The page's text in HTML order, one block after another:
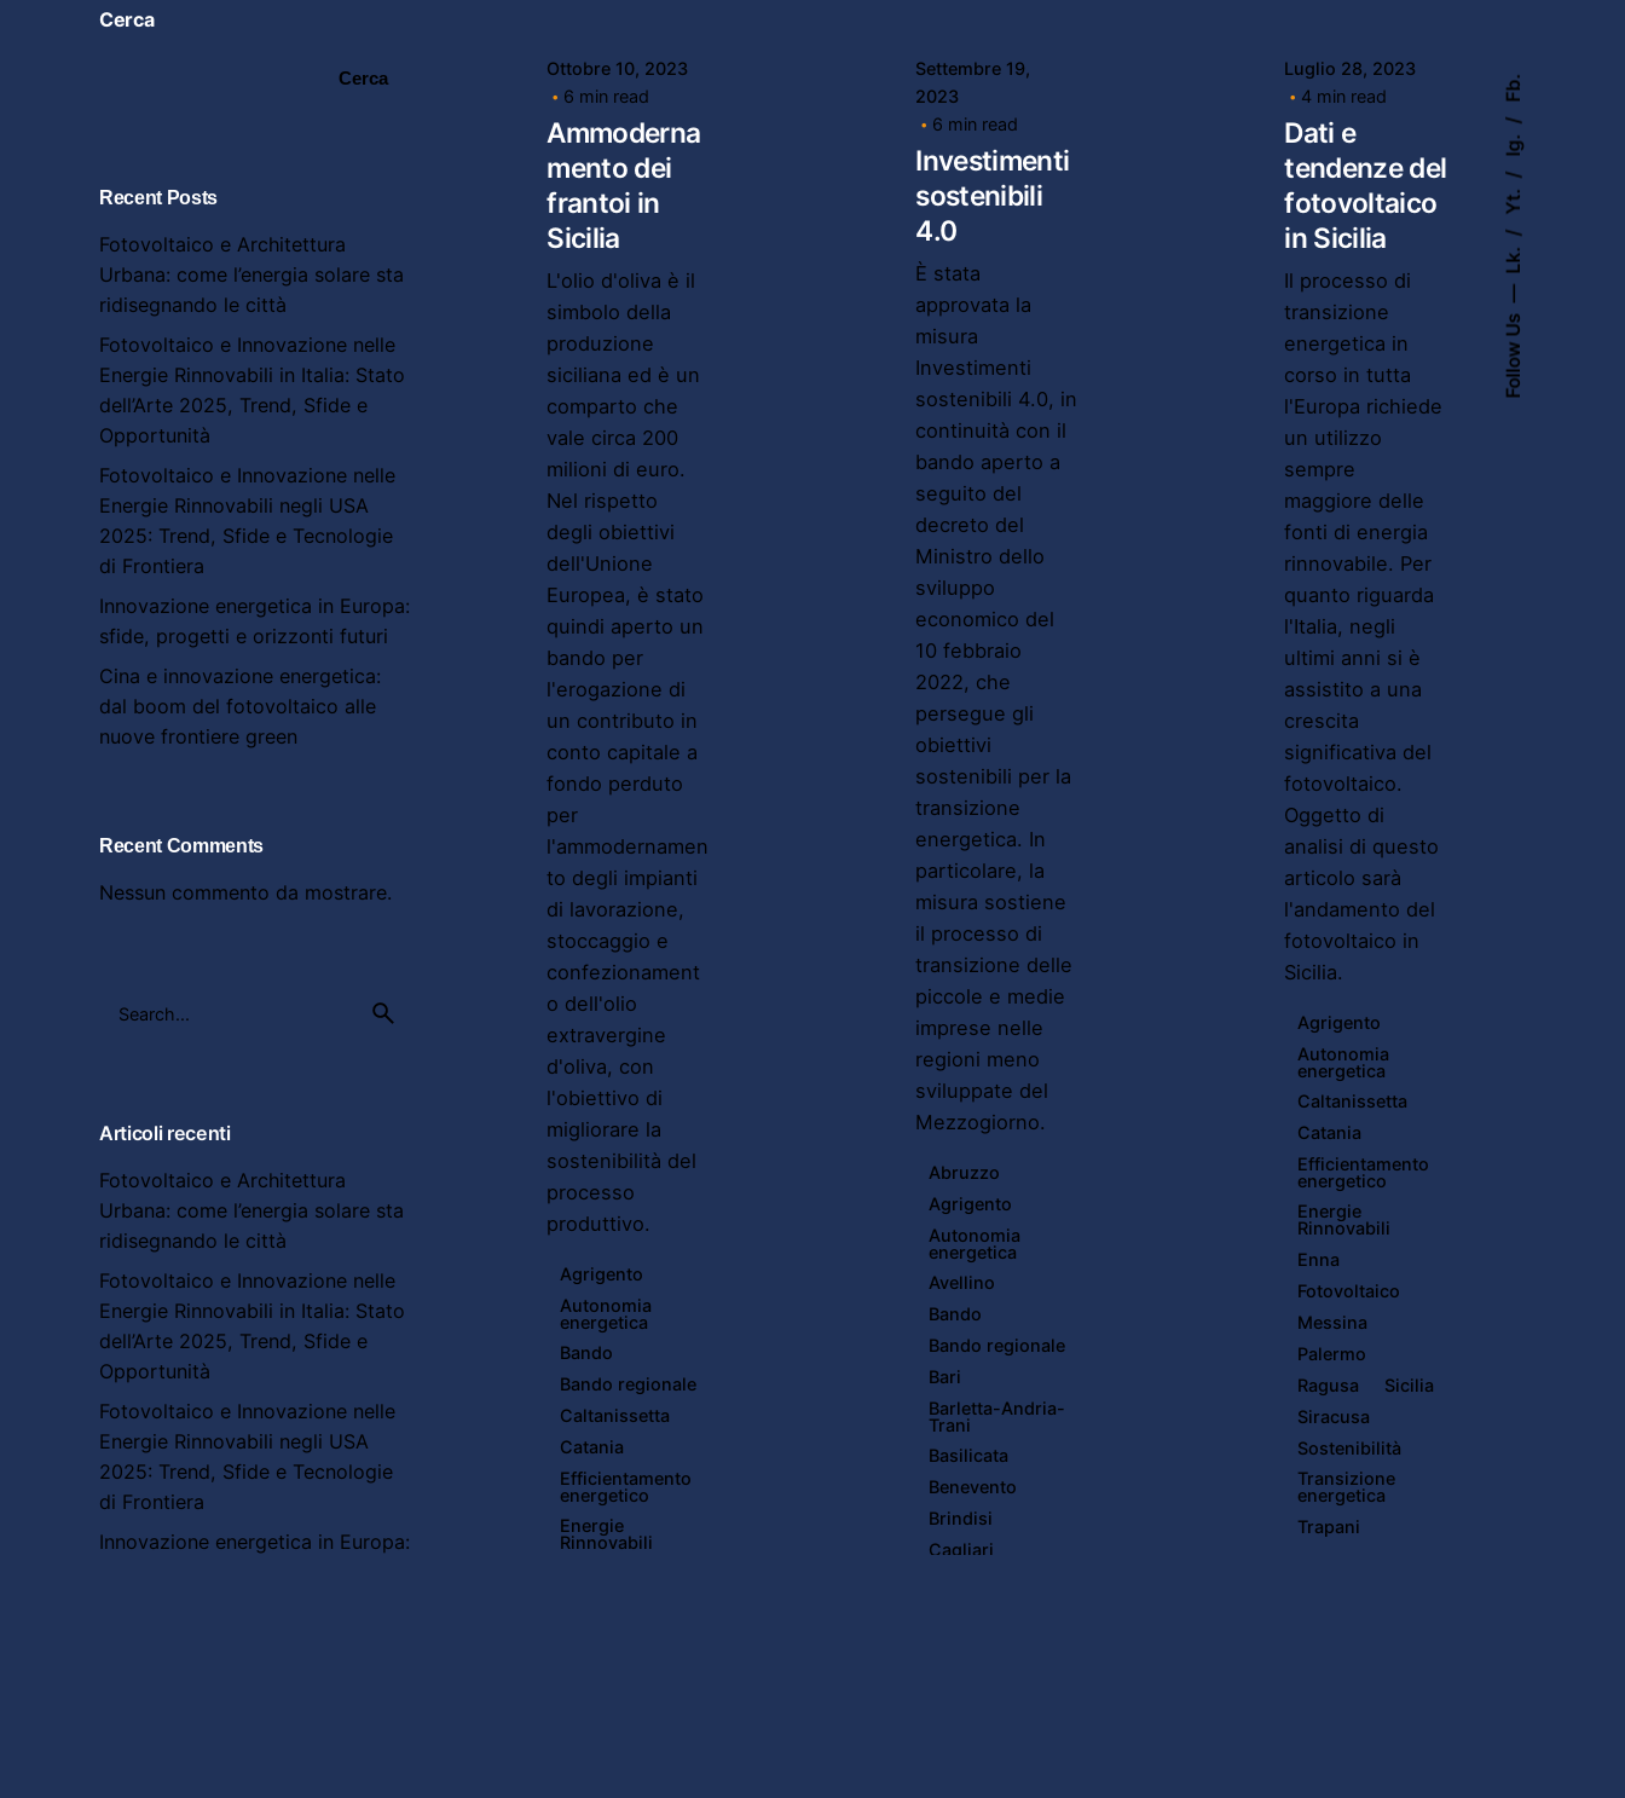
Follow Us
Lk.
Yt.
Ig.
Fb.
Cerca
Cerca
Recent Posts
Fotovoltaico e Architettura
Urbana: come l’energia solare sta
ridisegnando le città
Fotovoltaico e Innovazione nelle
Energie Rinnovabili in Italia: Stato
dell’Arte 2025, Trend, Sfide e
Opportunità
Fotovoltaico e Innovazione nelle
Energie Rinnovabili negli USA
2025: Trend, Sfide e Tecnologie
di Frontiera
Innovazione energetica in Europa:
sfide, progetti e orizzonti futuri
Cina e innovazione energetica:
dal boom del fotovoltaico alle
nuove frontiere green
Recent Comments
Nessun commento da mostrare.
for
Articoli recenti
Fotovoltaico e Architettura
Urbana: come l’energia solare sta
ridisegnando le città
Fotovoltaico e Innovazione nelle
Energie Rinnovabili in Italia: Stato
dell’Arte 2025, Trend, Sfide e
Opportunità
Fotovoltaico e Innovazione nelle
Energie Rinnovabili negli USA
2025: Trend, Sfide e Tecnologie
di Frontiera
Innovazione energetica in Europa:
Ottobre 10, 2023
6 min read
Ammoderna
mento dei
frantoi in
Sicilia
L'olio d'oliva è il
simbolo della
produzione
siciliana ed è un
comparto che
vale circa 200
milioni di euro.
Nel rispetto
degli obiettivi
dell'Unione
Europea, è stato
quindi aperto un
bando per
l'erogazione di
un contributo in
conto capitale a
fondo perduto
per
l'ammodernamen
to degli impianti
di lavorazione,
stoccaggio e
confezionament
o dell'olio
extravergine
d'oliva, con
l'obiettivo di
migliorare la
sostenibilità del
processo
produttivo.
Agrigento
Autonomia
energetica
Bando
Bando regionale
Caltanissetta
Catania
Efficientamento
energetico
Energie
Rinnovabili
Settembre 19,
2023
6 min read
Investimenti
sostenibili
4.0
È stata
approvata la
misura
Investimenti
sostenibili 4.0, in
continuità con il
bando aperto a
seguito del
decreto del
Ministro dello
sviluppo
economico del
10 febbraio
2022, che
persegue gli
obiettivi
sostenibili per la
transizione
energetica. In
particolare, la
misura sostiene
il processo di
transizione delle
piccole e medie
imprese nelle
regioni meno
sviluppate del
Mezzogiorno.
Abruzzo
Agrigento
Autonomia
energetica
Avellino
Bando
Bando regionale
Bari
Barletta-Andria-
Trani
Basilicata
Benevento
Brindisi
Cagliari
Luglio 28, 2023
4 min read
Dati e
tendenze del
fotovoltaico
in Sicilia
Il processo di
transizione
energetica in
corso in tutta
l'Europa richiede
un utilizzo
sempre
maggiore delle
fonti di energia
rinnovabile. Per
quanto riguarda
l'Italia, negli
ultimi anni si è
assistito a una
crescita
significativa del
fotovoltaico.
Oggetto di
analisi di questo
articolo sarà
l'andamento del
fotovoltaico in
Sicilia.
Agrigento
Autonomia
energetica
Caltanissetta
Catania
Efficientamento
energetico
Energie
Rinnovabili
Enna
Fotovoltaico
Messina
Palermo
Ragusa
Sicilia
Siracusa
Sostenibilità
Transizione
energetica
Trapani